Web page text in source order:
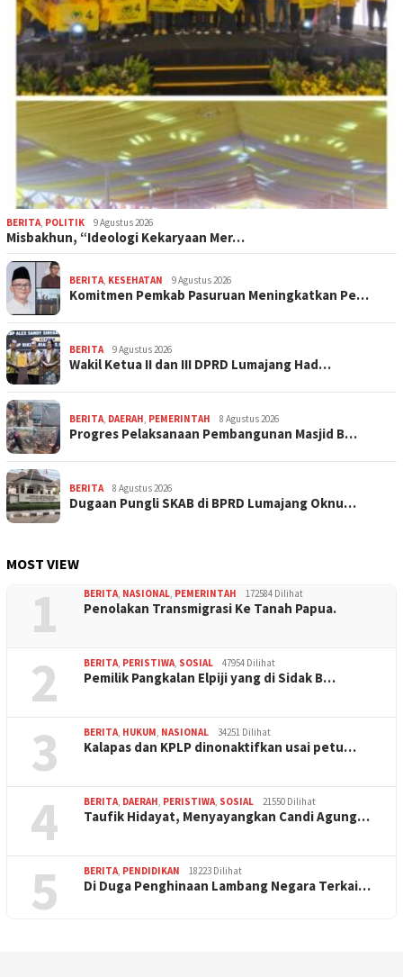
BERITA, POLITIK 9 Agustus 2026
Misbakhun, “Ideologi Kekaryaan Mer…
BERITA, KESEHATAN 9 Agustus 2026
Komitmen Pemkab Pasuruan Meningkatkan Pe…
BERITA 9 Agustus 2026
Wakil Ketua II dan III DPRD Lumajang Had…
BERITA, DAERAH, PEMERINTAH 8 Agustus 2026
Progres Pelaksanaan Pembangunan Masjid B…
BERITA 8 Agustus 2026
Dugaan Pungli SKAB di BPRD Lumajang Oknu…
MOST VIEW
1 BERITA, NASIONAL, PEMERINTAH 172584 Dilihat
Penolakan Transmigrasi Ke Tanah Papua.
2 BERITA, PERISTIWA, SOSIAL 47954 Dilihat
Pemilik Pangkalan Elpiji yang di Sidak B…
3 BERITA, HUKUM, NASIONAL 34251 Dilihat
Kalapas dan KPLP dinonaktifkan usai petu…
4 BERITA, DAERAH, PERISTIWA, SOSIAL 21550 Dilihat
Taufik Hidayat, Menyayangkan Candi Agung…
5 BERITA, PENDIDIKAN 18223 Dilihat
Di Duga Penghinaan Lambang Negara Terkai…